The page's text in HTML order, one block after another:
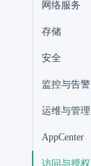
网络服务
存储
安全
监控与告警
运维与管理
AppCenter
访问与授权